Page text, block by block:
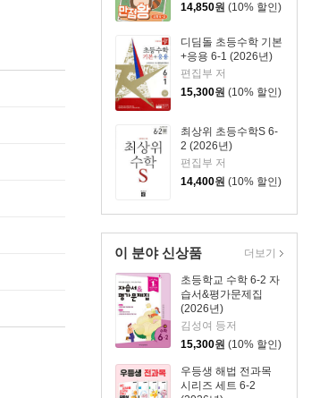
14,850원 (10% 할인)
디딤돌 초등수학 기본
+응용 6-1 (2026년)
편집부 저
15,300원 (10% 할인)
최상위 초등수학S 6-
2 (2026년)
편집부 저
14,400원 (10% 할인)
이 분야 신상품
초등학교 수학 6-2 자
습서&평가문제집
(2026년)
김성여 등저
15,300원 (10% 할인)
우등생 해법 전과목
시리즈 세트 6-2
더보기